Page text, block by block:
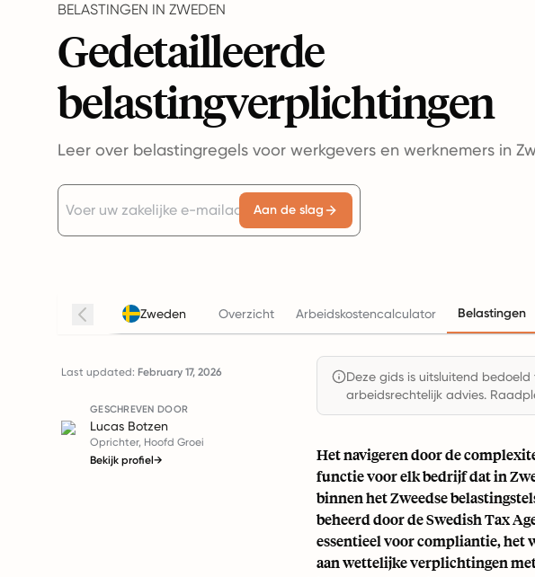
BELASTINGEN IN ZWEDEN
Gedetailleerde
belastingverplichtingen
Leer over belastingregels voor werkgevers en werknemers in
Aan de slag
Zweden Overzicht Arbeidskostencalculator Belastingen
Last updated: February 17, 2026
GESCHREVEN DOOR
Lucas Botzen
Oprichter, Hoofd Groei
Bekijk profiel→
Deze gids is uitsluitend
arbeidsrechtelijk advies.
Het navigeren door de
functie voor elk bedrijf dat in
binnen het Zweedse
beheerd door de Swedish Tax
essentieel voor compliantie, het
aan wettelijke verplichtingen